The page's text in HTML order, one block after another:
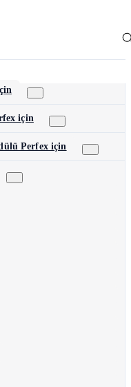
için
Perfex için